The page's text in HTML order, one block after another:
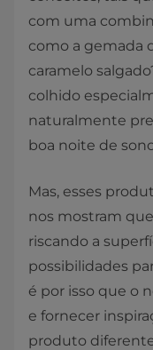
com uma
como a gemada
caramelo
colhido
naturalmente
boa noite de
Mas, esses
nos mostram
riscando a
possibilidades
é por isso que o
e fornecer
produto